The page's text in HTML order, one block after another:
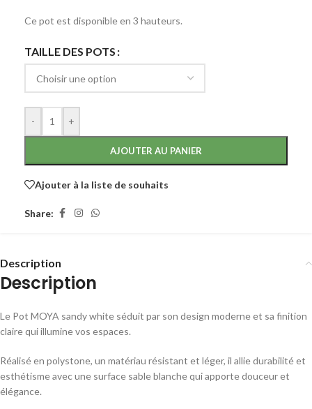
Ce pot est disponible en 3 hauteurs.
TAILLE DES POTS
- +
AJOUTER AU PANIER
Ajouter à la liste de souhaits
Share:
Description
Description
Le Pot MOYA sandy white séduit par son design moderne et sa finition
claire qui illumine vos espaces.
Réalisé en polystone, un matériau résistant et léger, il allie durabilité et
esthétisme avec une surface sable blanche qui apporte douceur et
élégance.